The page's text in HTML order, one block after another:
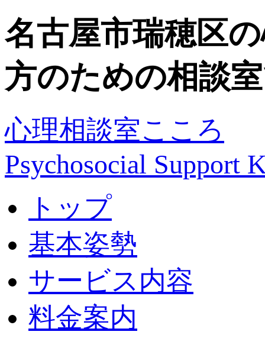
名古屋市瑞穂区
方のための相談
心理相談室こころ
Psychosocial Support
トップ
基本姿勢
サービス内容
料金案内